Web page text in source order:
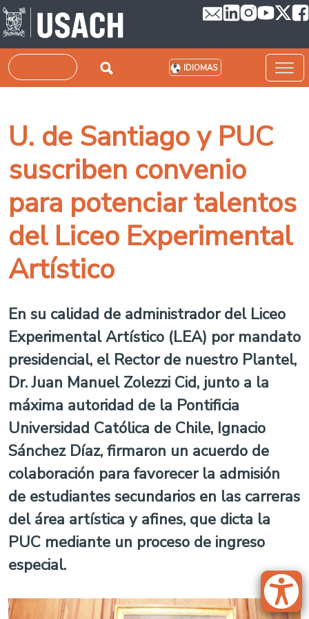
Pasar al contenido principal
Buscar IDIOMAS
U. de Santiago y PUC
suscriben convenio
para potenciar talentos
del Liceo Experimental
Artístico
En su calidad de administrador del Liceo
Experimental Artístico (LEA) por mandato
presidencial, el Rector de nuestro Plantel,
Dr. Juan Manuel Zolezzi Cid, junto a la
máxima autoridad de la Pontificia
Universidad Católica de Chile, Ignacio
Sánchez Díaz, firmaron un acuerdo de
colaboración para favorecer la admisión
de estudiantes secundarios en las carreras
del área artística y afines, que dicta la
PUC mediante un proceso de ingreso
especial.